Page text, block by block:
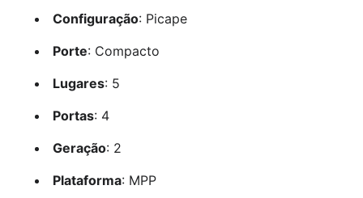
Configuração: Picape
Porte: Compacto
Lugares: 5
Portas: 4
Geração: 2
Plataforma: MPP